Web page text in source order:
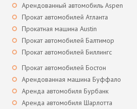
Арендованный автомобиль Aspen
Прокат автомобилей Атланта
Прокатная машина Austin
Прокат автомобилей Балтимор
Прокат автомобилей Биллингс
Прокат автомобилей Бостон
Арендованная машина Буффало
Аренда автомобиля Бурбанк
Аренда автомобиля Шарлотта